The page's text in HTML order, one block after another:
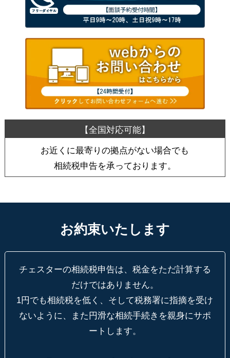
お近くに最寄りの拠点がない場合でも
相続税申告を承っております。
お約束いたします
チェスターの相続税申告は、税金をただ計算する
だけではありません。
1円でも相続税を低く、そして税務署に指摘を受け
ないように、
また円滑な相続手続きを親身にサポ
ートします。